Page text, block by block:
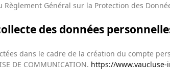
Général sur la Protection des
des données
dans le cadre de la création du compte
DE COMMUNICATION. https://www.vaucluse-